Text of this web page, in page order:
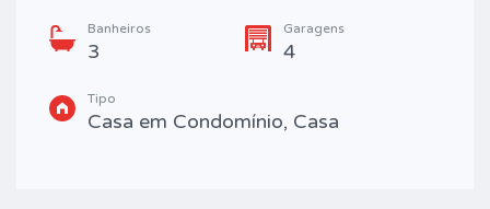
Banheiros
3
Garagens
4
Tipo
Casa em Condomínio, Casa